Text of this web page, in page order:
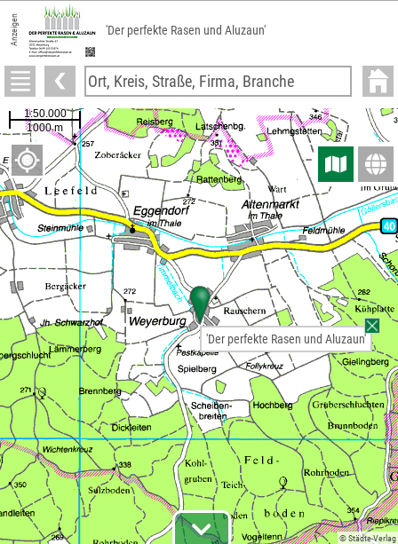
Anzeigen 'Der perfekte Rasen und Aluzaun'
© Städte-Verlag
'Der perfekte Rasen und Aluzaun'